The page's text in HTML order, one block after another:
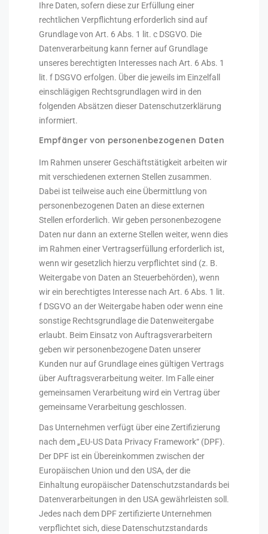
Ihre Daten, sofern diese zur Erfüllung einer
rechtlichen Verpflichtung erforderlich sind auf
Grundlage von Art. 6 Abs. 1 lit. c DSGVO. Die
Datenverarbeitung kann ferner auf Grundlage
unseres berechtigten Interesses nach Art. 6 Abs. 1
lit. f DSGVO erfolgen. Über die jeweils im Einzelfall
einschlägigen Rechtsgrundlagen wird in den
folgenden Absätzen dieser Datenschutzerklärung
informiert.
Empfänger von personenbezogenen Daten
Im Rahmen unserer Geschäftstätigkeit arbeiten wir
mit verschiedenen externen Stellen zusammen.
Dabei ist teilweise auch eine Übermittlung von
personenbezogenen Daten an diese externen
Stellen erforderlich. Wir geben personenbezogene
Daten nur dann an externe Stellen weiter, wenn dies
im Rahmen einer Vertragserfüllung erforderlich ist,
wenn wir gesetzlich hierzu verpflichtet sind (z. B.
Weitergabe von Daten an Steuerbehörden), wenn
wir ein berechtigtes Interesse nach Art. 6 Abs. 1 lit.
f DSGVO an der Weitergabe haben oder wenn eine
sonstige Rechtsgrundlage die Datenweitergabe
erlaubt. Beim Einsatz von Auftragsverarbeitern
geben wir personenbezogene Daten unserer
Kunden nur auf Grundlage eines gültigen Vertrags
über Auftragsverarbeitung weiter. Im Falle einer
gemeinsamen Verarbeitung wird ein Vertrag über
gemeinsame Verarbeitung geschlossen.
Das Unternehmen verfügt über eine Zertifizierung
nach dem „EU-US Data Privacy Framework“ (DPF).
Der DPF ist ein Übereinkommen zwischen der
Europäischen Union und den USA, der die
Einhaltung europäischer Datenschutzstandards bei
Datenverarbeitungen in den USA gewährleisten soll.
Jedes nach dem DPF zertifizierte Unternehmen
verpflichtet sich, diese Datenschutzstandards